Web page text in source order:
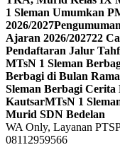
1 Sleman Umumkan
2026/2027
Ajaran 2026/202722
Pendaftaran Jalur
MTsN 1 Sleman
Berbagi di Bulan
Sleman Berbagi
KautsarMTsN 1
Murid SDN Bedelan
WA Only, Layanan
08112959566